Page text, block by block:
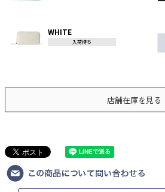
WHITE
入荷待ち
店舗在庫を見る